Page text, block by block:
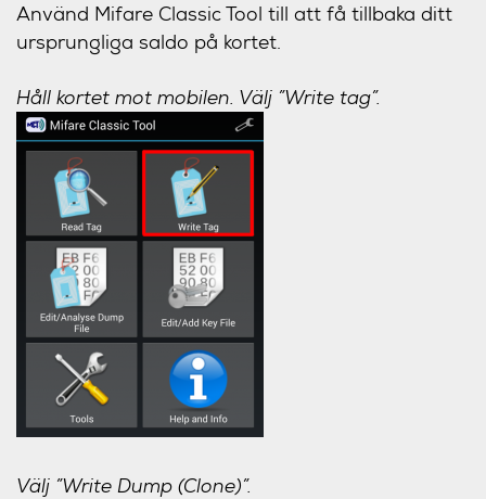
Använd Mifare Classic Tool till att få tillbaka ditt
ursprungliga saldo på kortet.
Håll kortet mot mobilen. Välj ”Write tag”.
Välj ”Write Dump (Clone)”.